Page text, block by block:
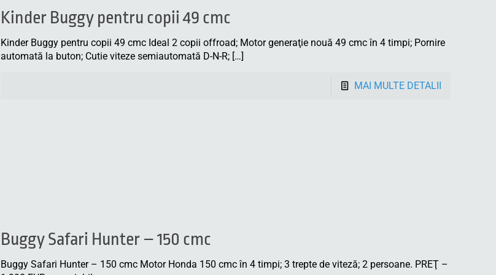
Kinder Buggy pentru copii 49 cmc
Kinder Buggy pentru copii 49 cmc Ideal 2 copii offroad; Motor generaţie nouă 49 cmc în 4 timpi; Pornire
automată la buton; Cutie viteze semiautomată D-N-R;[…]
MAI MULTE DETALII
Buggy Safari Hunter – 150 cmc
Buggy Safari Hunter – 150 cmc Motor Honda 150 cmc în 4 timpi; 3 trepte de viteză; 2 persoane. PREŢ –